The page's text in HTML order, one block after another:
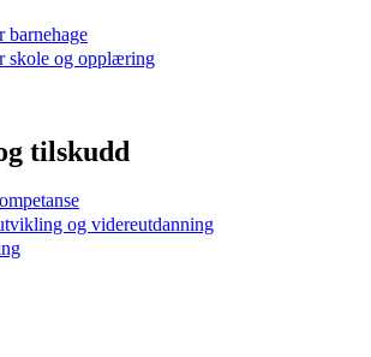
barnehage
skole og opplæring
tilskudd
og videreutdanning